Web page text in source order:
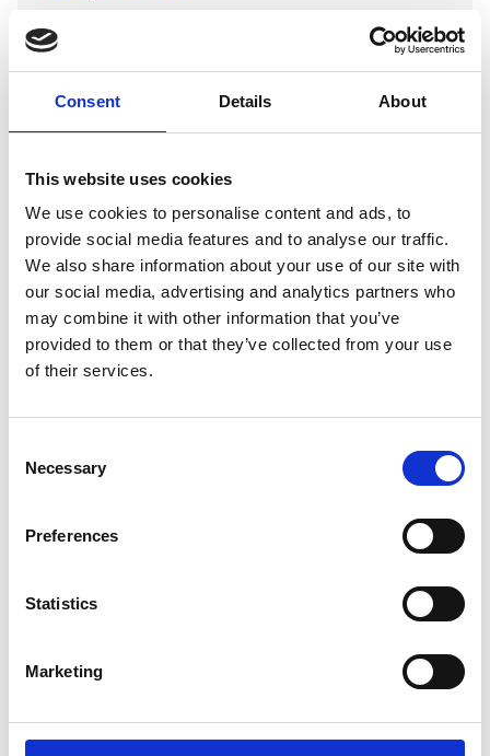
Consent Details About
This website uses cookies
We use cookies to personalise content and ads, to
provide social media features and to analyse our traffic.
We also share information about your use of our site with
our social media, advertising and analytics partners who
may combine it with other information that you’ve
provided to them or that they’ve collected from your use
of their services.
Selection
Necessary
Preferences
Statistics
Marketing
Voor 15.00 uur besteld dezelfde werkdag
verzonden
Gratis verzending vanaf €50,-
Verzending €5,95 Nederland
Verzending €7,95 België
In winkelwagen
Gerelateerde producten
In winkelwagen
Maelson